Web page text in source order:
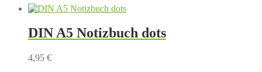
DIN A5 Notizbuch dots
4,95 €